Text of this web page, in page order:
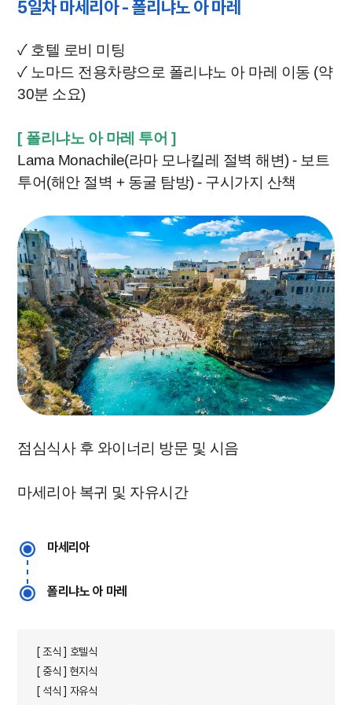
5일차 마세리아 - 폴리냐노 아 마레
✓ 호텔 로비 미팅
✓ 노마드 전용차량으로 폴리냐노 아 마레 이동 (약
30분 소요)
[ 폴리냐노 아 마레 투어 ]
Lama Monachile(라마 모나킬레 절벽 해변) - 보트
투어(해안 절벽 + 동굴 탐방) - 구시가지 산책
​점심식사 후 와이너리 방문 및 시음
마세리아 복귀 및 자유시간
마세리아
폴리냐노 아 마레
[ 조식 ] 호텔식
[ 중식 ] 현지식
[ 석식 ] 자유식